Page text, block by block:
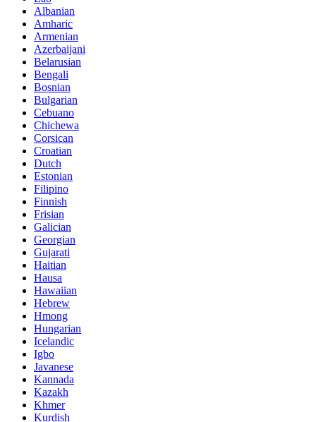
Albanian
Amharic
Armenian
Azerbaijani
Belarusian
Bengali
Bosnian
Bulgarian
Cebuano
Chichewa
Corsican
Croatian
Dutch
Estonian
Filipino
Finnish
Frisian
Galician
Georgian
Gujarati
Haitian
Hausa
Hawaiian
Hebrew
Hmong
Hungarian
Icelandic
Igbo
Javanese
Kannada
Kazakh
Khmer
Kurdish